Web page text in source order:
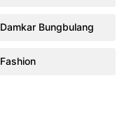
Damkar Bungbulang
Fashion